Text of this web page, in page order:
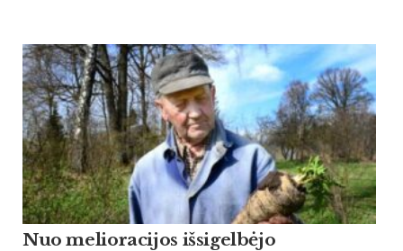
Nuo melioracijos išsigelbėjo